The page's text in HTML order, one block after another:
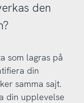
den
som lagras på
din
samma sajt.
din upplevelse